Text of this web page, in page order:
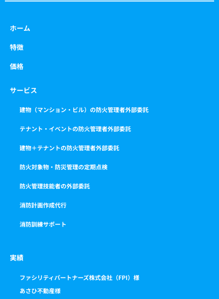
ホーム
特徴
価格
サービス
建物（マンション・ビル）の防火管理者外部委託
テナント・イベントの防火管理者外部委託
建物＋テナントの防火管理者外部委託
防火対象物・防災管理の定期点検
防火管理技能者の外部委託
消防計画作成代行
消防訓練サポート
実績
ファシリティパートナーズ株式会社（FPI）様
あさひ不動産様